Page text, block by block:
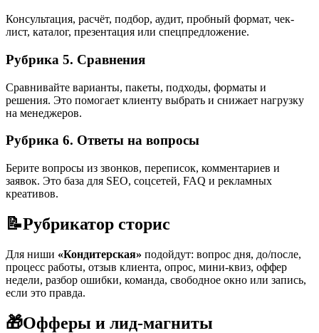
Консультация, расчёт, подбор, аудит, пробный формат, чек-
лист, каталог, презентация или спецпредложение.
Рубрика 5. Сравнения
Сравнивайте варианты, пакеты, подходы, форматы и
решения. Это помогает клиенту выбрать и снижает нагрузку
на менеджеров.
Рубрика 6. Ответы на вопросы
Берите вопросы из звонков, переписок, комментариев и
заявок. Это база для SEO, соцсетей, FAQ и рекламных
креативов.
📝Рубрикатор сторис
Для ниши «Кондитерская» подойдут: вопрос дня, до/после,
процесс работы, отзыв клиента, опрос, мини-квиз, оффер
недели, разбор ошибки, команда, свободное окно или запись,
если это правда.
🎁Офферы и лид-магниты